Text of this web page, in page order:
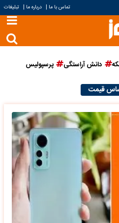
تماس با ما | درباره ما | تبلیغات
دانش آراستگی پرسپولیس
قیمت